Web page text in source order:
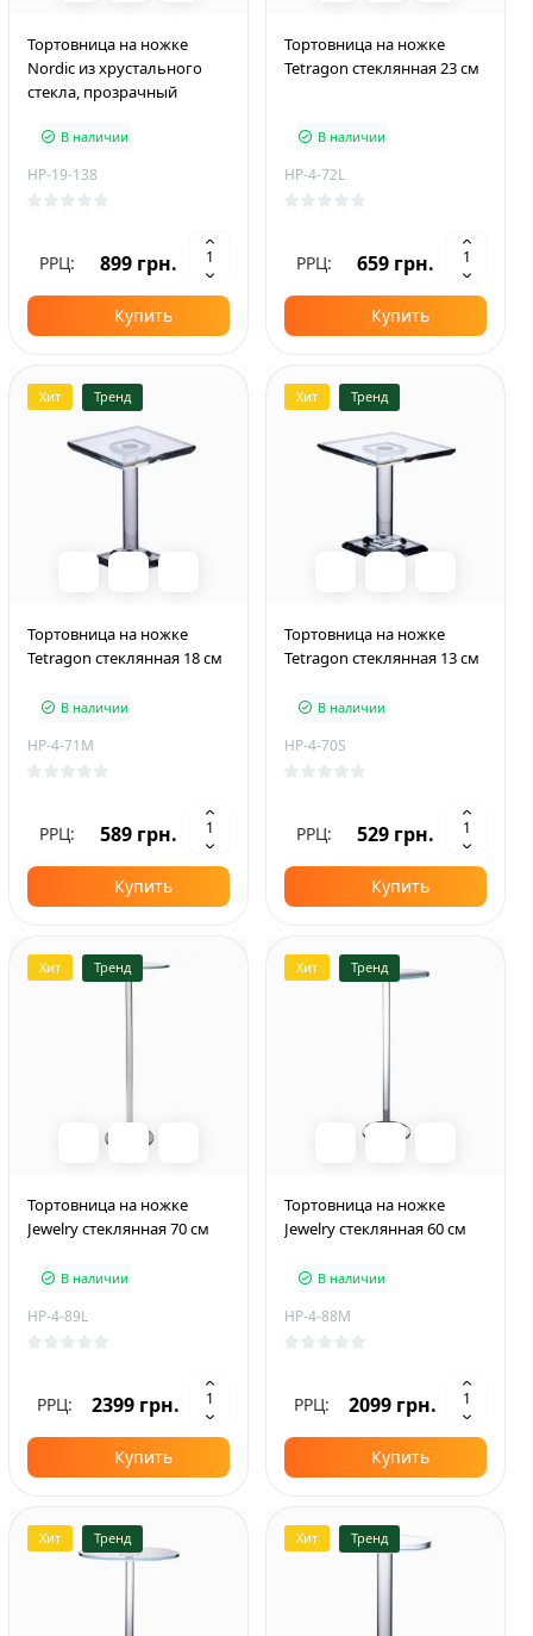
Тортовница на ножке
Nordic из хрустального
стекла, прозрачный
В наличии
HP-19-138
РРЦ: 899 грн.
Купить
Тортовница на ножке
Tetragon стеклянная 23 см
В наличии
HP-4-72L
РРЦ: 659 грн.
Купить
Хит Тренд
Тортовница на ножке
Tetragon стеклянная 18 см
В наличии
HP-4-71M
РРЦ: 589 грн.
Купить
Хит Тренд
Тортовница на ножке
Tetragon стеклянная 13 см
В наличии
HP-4-70S
РРЦ: 529 грн.
Купить
Хит Тренд
Тортовница на ножке
Jewelry стеклянная 70 см
В наличии
HP-4-89L
РРЦ: 2399 грн.
Купить
Хит Тренд
Тортовница на ножке
Jewelry стеклянная 60 см
В наличии
HP-4-88M
РРЦ: 2099 грн.
Купить
Хит Тренд Хит Тренд